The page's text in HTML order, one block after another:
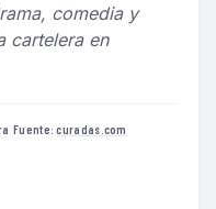
comedia y
cartelera en
·Fuente:curadas.com